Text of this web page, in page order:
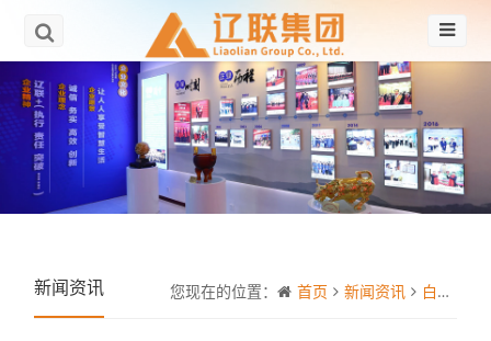
您现在的位置： 首页 新闻资讯 白塔区人大常委会党组书记、主任李东明莅临创业孵化基地调研走访
新闻资讯